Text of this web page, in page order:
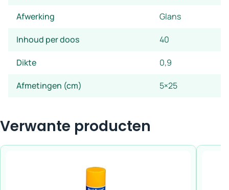
Afwerking Glans
Inhoud per doos 40
Dikte 0,9
Afmetingen (cm) 5×25
Verwante producten